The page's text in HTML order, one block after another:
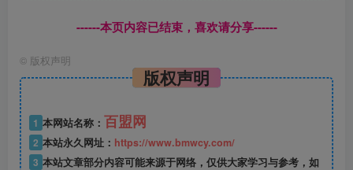
------本页内容已结束，喜欢请分享------
© 版权声明
版权声明
1 本网站名称： 百盟网
2 本站永久网址： https://www.bmwcy.com/
3 本站文章部分内容可能来源于网络，仅供大家学习与参考，如